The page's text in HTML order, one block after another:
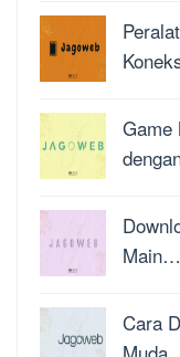
Game
Main…
Cara